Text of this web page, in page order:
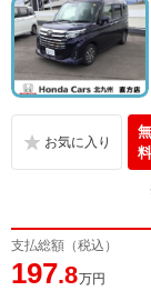
無
料
支払総額（税込）
197.8万円